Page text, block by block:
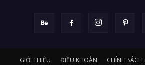
GIỚI THIỆU ĐIỀU KHOẢN CHÍNH SÁCH